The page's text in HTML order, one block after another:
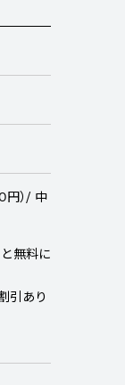
円）/ 中
無料に
引あり